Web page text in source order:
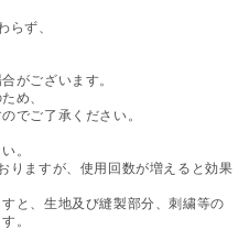
らず、
がございます。
め、
でご了承ください。
。
りますが、使用回数が増えると効果
と、生地及び縫製部分、刺繍等の
。